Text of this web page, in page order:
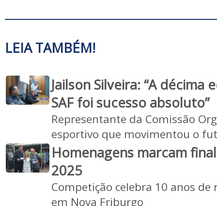
LEIA TAMBÉM!
Jailson Silveira: “A décima
SAF foi sucesso absoluto”
Representante da Comissão
esportivo que movimentou o
Homenagens marcam
2025
Competição celebra 10 anos
em Nova Friburgo